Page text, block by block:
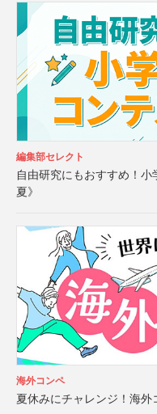
編集部セレクト
自由研究にもおすすめ！
夏》
海外コンペ
夏休みにチャレンジ！海外